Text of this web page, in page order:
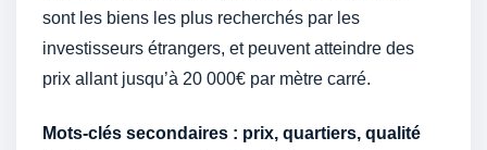
sont les biens les plus recherchés par les
investisseurs étrangers, et peuvent atteindre des
prix allant jusqu’à 20 000€ par mètre carré.
Mots-clés secondaires : prix, quartiers, qualité